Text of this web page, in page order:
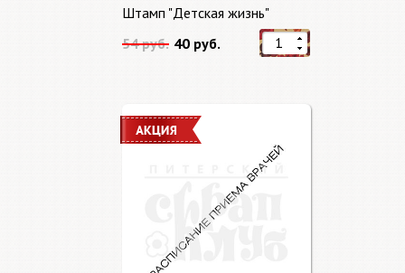
Штамп "Детская жизнь"
54 руб. 40 руб.